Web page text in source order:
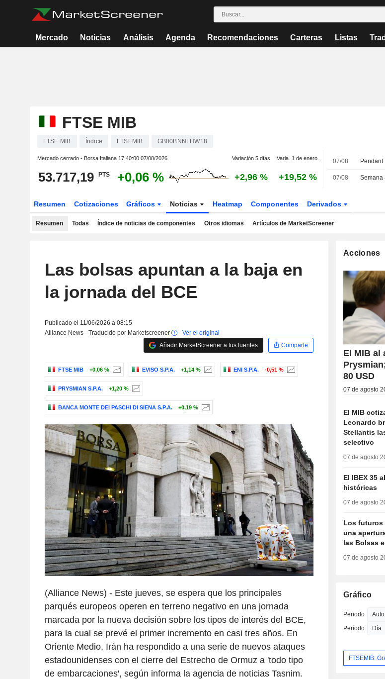
Mercado Noticias Análisis Agenda Recomendaciones Carteras Listas
FTSE MIB
FTSE MIB Índice FTSEMIB GB00BNNLHW18
Mercado cerrado - Borsa Italiana 17:40:00 07/08/2026 Variación 5 días Varia. 1 de enero.
53.717,19 PTS +0,06 % +2,96 % +19,52 %
07/08
07/08
Resumen Cotizaciones Gráficos Noticias Heatmap Componentes Derivados
Resumen Todas Índice de noticias de componentes Otros idiomas Artículos de MarketScreener
Las bolsas apuntan a la baja en
la jornada del BCE
Publicado el 11/06/2026 a 08:15
Alliance News - Traducido por Marketscreener
- Ver el original
Añadir MarketScreener a tus fuentes
Comparte
FTSE MIB +0,06 % EVISO S.P.A. +1,14 % ENI S.P.A. -0,51 %
PRYSMIAN S.P.A. +1,20 %
BANCA MONTE DEI PASCHI DI SIENA S.P.A. +0,19 %
(Alliance News) - Este jueves, se espera que los principales
parqués europeos operen en terreno negativo en una jornada
marcada por la nueva decisión sobre los tipos de interés del BCE,
para la cual se prevé el primer incremento en casi tres años. En
Oriente Medio, Irán ha respondido a una serie de nuevos ataques
estadounidenses con el cierre del Estrecho de Ormuz a 'todo tipo
de embarcaciones', según informa la agencia de noticias Tasnim.
Acciones
El MIB al
80 USD
07 de agosto
El MIB
Leonardo
Stellantis
selectivo
07 de agosto
El IBEX 35
históricas
07 de agosto
Los futuros
una
las Bolsas
07 de agosto
Gráfico
Periodo
Período
FTSEMIB: